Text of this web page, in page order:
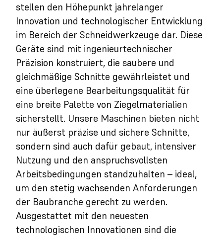
stellen den Höhepunkt jahrelanger
Innovation und technologischer Entwicklung
im Bereich der Schneidwerkzeuge dar. Diese
Geräte sind mit ingenieurtechnischer
Präzision konstruiert, die saubere und
gleichmäßige Schnitte gewährleistet und
eine überlegene Bearbeitungsqualität für
eine breite Palette von Ziegelmaterialien
sicherstellt. Unsere Maschinen bieten nicht
nur äußerst präzise und sichere Schnitte,
sondern sind auch dafür gebaut, intensiver
Nutzung und den anspruchsvollsten
Arbeitsbedingungen standzuhalten – ideal,
um den stetig wachsenden Anforderungen
der Baubranche gerecht zu werden.
Ausgestattet mit den neuesten
technologischen Innovationen sind die